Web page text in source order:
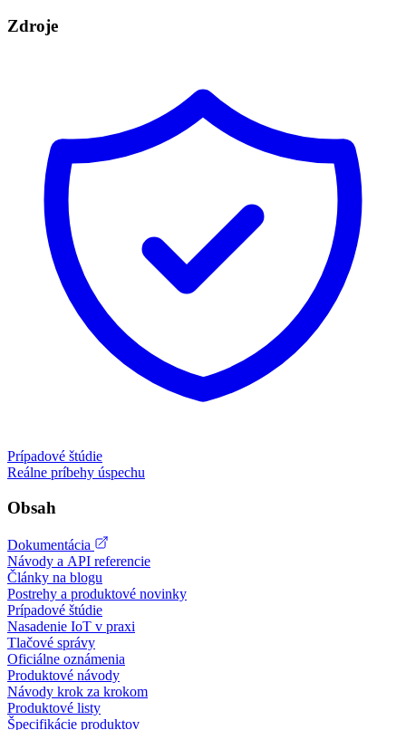
Zdroje
Prípadové štúdie
Reálne príbehy úspechu
Obsah
Dokumentácia
Návody a API referencie
Články na blogu
Postrehy a produktové novinky
Prípadové štúdie
Nasadenie IoT v praxi
Tlačové správy
Oficiálne oznámenia
Produktové návody
Návody krok za krokom
Produktové listy
Špecifikácie produktov